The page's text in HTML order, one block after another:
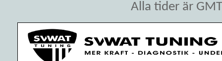
Alla tider är